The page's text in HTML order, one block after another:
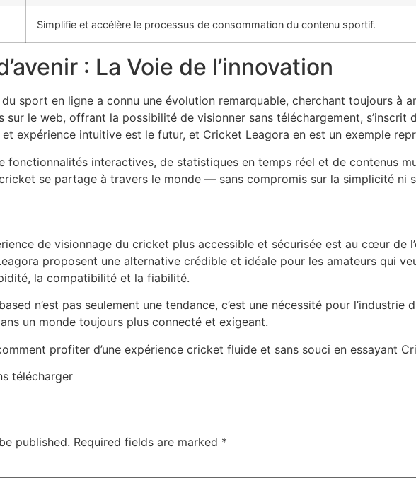
Simplifie et accélère le processus de consommation du contenu sportif.
: La Voie de l’innovation
du sport en ligne a connu une évolution remarquable, cherchant toujours à
sur le web, offrant la possibilité de visionner sans téléchargement, s’inscrit
expérience intuitive est le futur, et Cricket Leagora en est un exemple
fonctionnalités interactives, de statistiques en temps réel et de contenus
se partage à travers le monde — sans compromis sur la simplicité ni
de visionnage du cricket plus accessible et sécurisée est au cœur de
proposent une alternative crédible et idéale pour les amateurs qui
la compatibilité et la fiabilité.
n’est pas seulement une tendance, c’est une nécessité pour
un monde toujours plus connecté et exigeant.
profiter d’une expérience cricket fluide et sans souci en essayant
télécharger
published. Required fields are marked *